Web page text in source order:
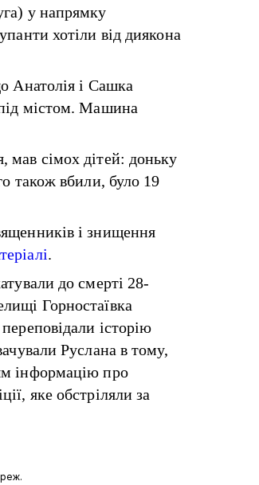
у напрямку
хотіли від диякона
Анатолія і Сашка
містом. Машина
мав сімох дітей: доньку
також вбили, було 19
і знищення
.
до смерті 28-
Горностаївка
історію
Руслана в тому,
інформацію про
яке обстріляли за